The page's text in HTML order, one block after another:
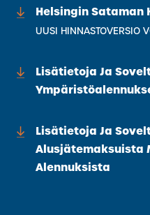
Helsingin Sataman
UUSI HINNASTOVERSIO
Lisätietoja Ja
Lisätietoja Ja
Alusjätemaksuista
Alennuksista